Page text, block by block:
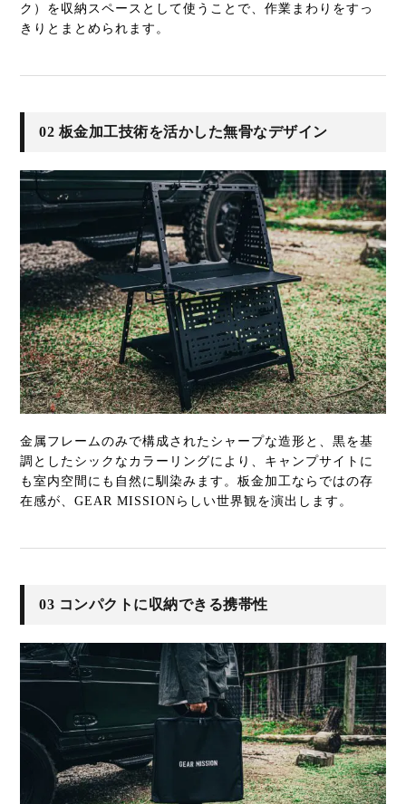
ク）を収納スペースとして使うことで、作業まわりをすっ
きりとまとめられます。
02 板金加工技術を活かした無骨なデザイン
金属フレームのみで構成されたシャープな造形と、黒を基
調としたシックなカラーリングにより、キャンプサイトに
も室内空間にも自然に馴染みます。板金加工ならではの存
在感が、GEAR MISSIONらしい世界観を演出します。
03 コンパクトに収納できる携帯性